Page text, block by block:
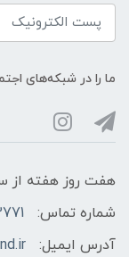
ما را در شبکه‌های
هفت روز هفته از ساعت 9 تا 21
شماره تماس:
آدرس ایمیل: